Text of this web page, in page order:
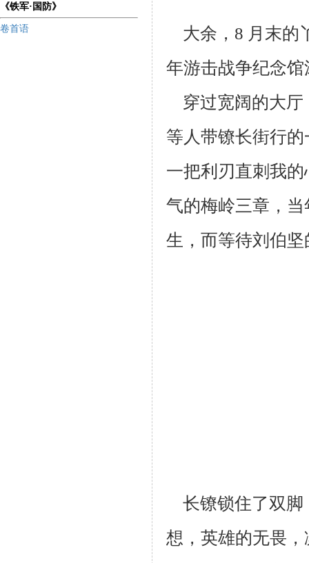
《铁军·国防》
卷首语
大余，8 月末的
年游击战争纪念
穿过宽阔的大厅
等人带镣长街行
一把利刃直刺我的
气的梅岭三章，
生，而等待刘伯
长镣锁住了双脚
想，英雄的无畏